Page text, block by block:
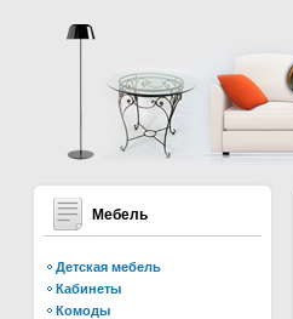
Мебель
Детская мебель
Кабинеты
Комоды